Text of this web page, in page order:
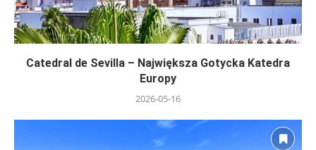
Catedral de Sevilla – Największa Gotycka Katedra
Europy
2026-05-16